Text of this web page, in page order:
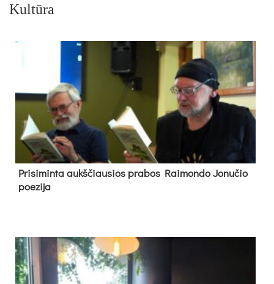
Kultūra
Pri­si­min­ta aukš­čiau­sios pra­bos Rai­mon­do Jo­nu­čio
poe­zi­ja